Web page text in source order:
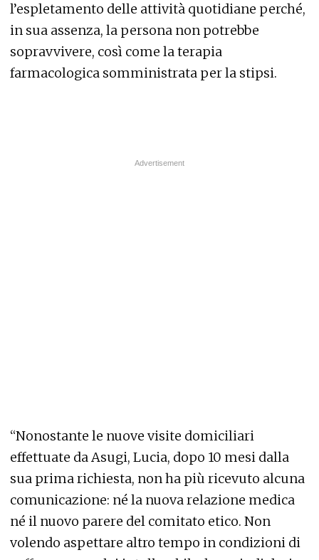
l’espletamento delle attività quotidiane perché,
in sua assenza, la persona non potrebbe
sopravvivere, così come la terapia
farmacologica somministrata per la stipsi.
“Nonostante le nuove visite domiciliari
effettuate da Asugi, Lucia, dopo 10 mesi dalla
sua prima richiesta, non ha più ricevuto alcuna
comunicazione: né la nuova relazione medica
né il nuovo parere del comitato etico. Non
volendo aspettare altro tempo in condizioni di